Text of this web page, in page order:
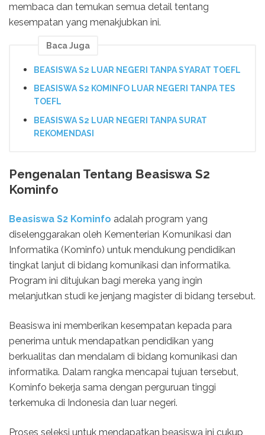
membaca dan temukan semua detail tentang
kesempatan yang menakjubkan ini.
Baca Juga
BEASISWA S2 LUAR NEGERI TANPA SYARAT TOEFL
BEASISWA S2 KOMINFO LUAR NEGERI TANPA TES
TOEFL
BEASISWA S2 LUAR NEGERI TANPA SURAT
REKOMENDASI
Pengenalan Tentang Beasiswa S2
Kominfo
Beasiswa S2 Kominfo adalah program yang
diselenggarakan oleh Kementerian Komunikasi dan
Informatika (Kominfo) untuk mendukung pendidikan
tingkat lanjut di bidang komunikasi dan informatika.
Program ini ditujukan bagi mereka yang ingin
melanjutkan studi ke jenjang magister di bidang tersebut.
Beasiswa ini memberikan kesempatan kepada para
penerima untuk mendapatkan pendidikan yang
berkualitas dan mendalam di bidang komunikasi dan
informatika. Dalam rangka mencapai tujuan tersebut,
Kominfo bekerja sama dengan perguruan tinggi
terkemuka di Indonesia dan luar negeri.
Proses seleksi untuk mendapatkan beasiswa ini cukup